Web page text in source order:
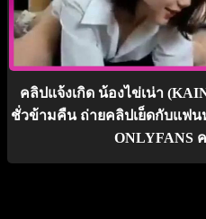
คลิปแจ้งเกิด น้องไข่เน่า
ชั่วข้ามคืน ถ่ายคลิปเย็ดกับแฟ
ONLYFANS